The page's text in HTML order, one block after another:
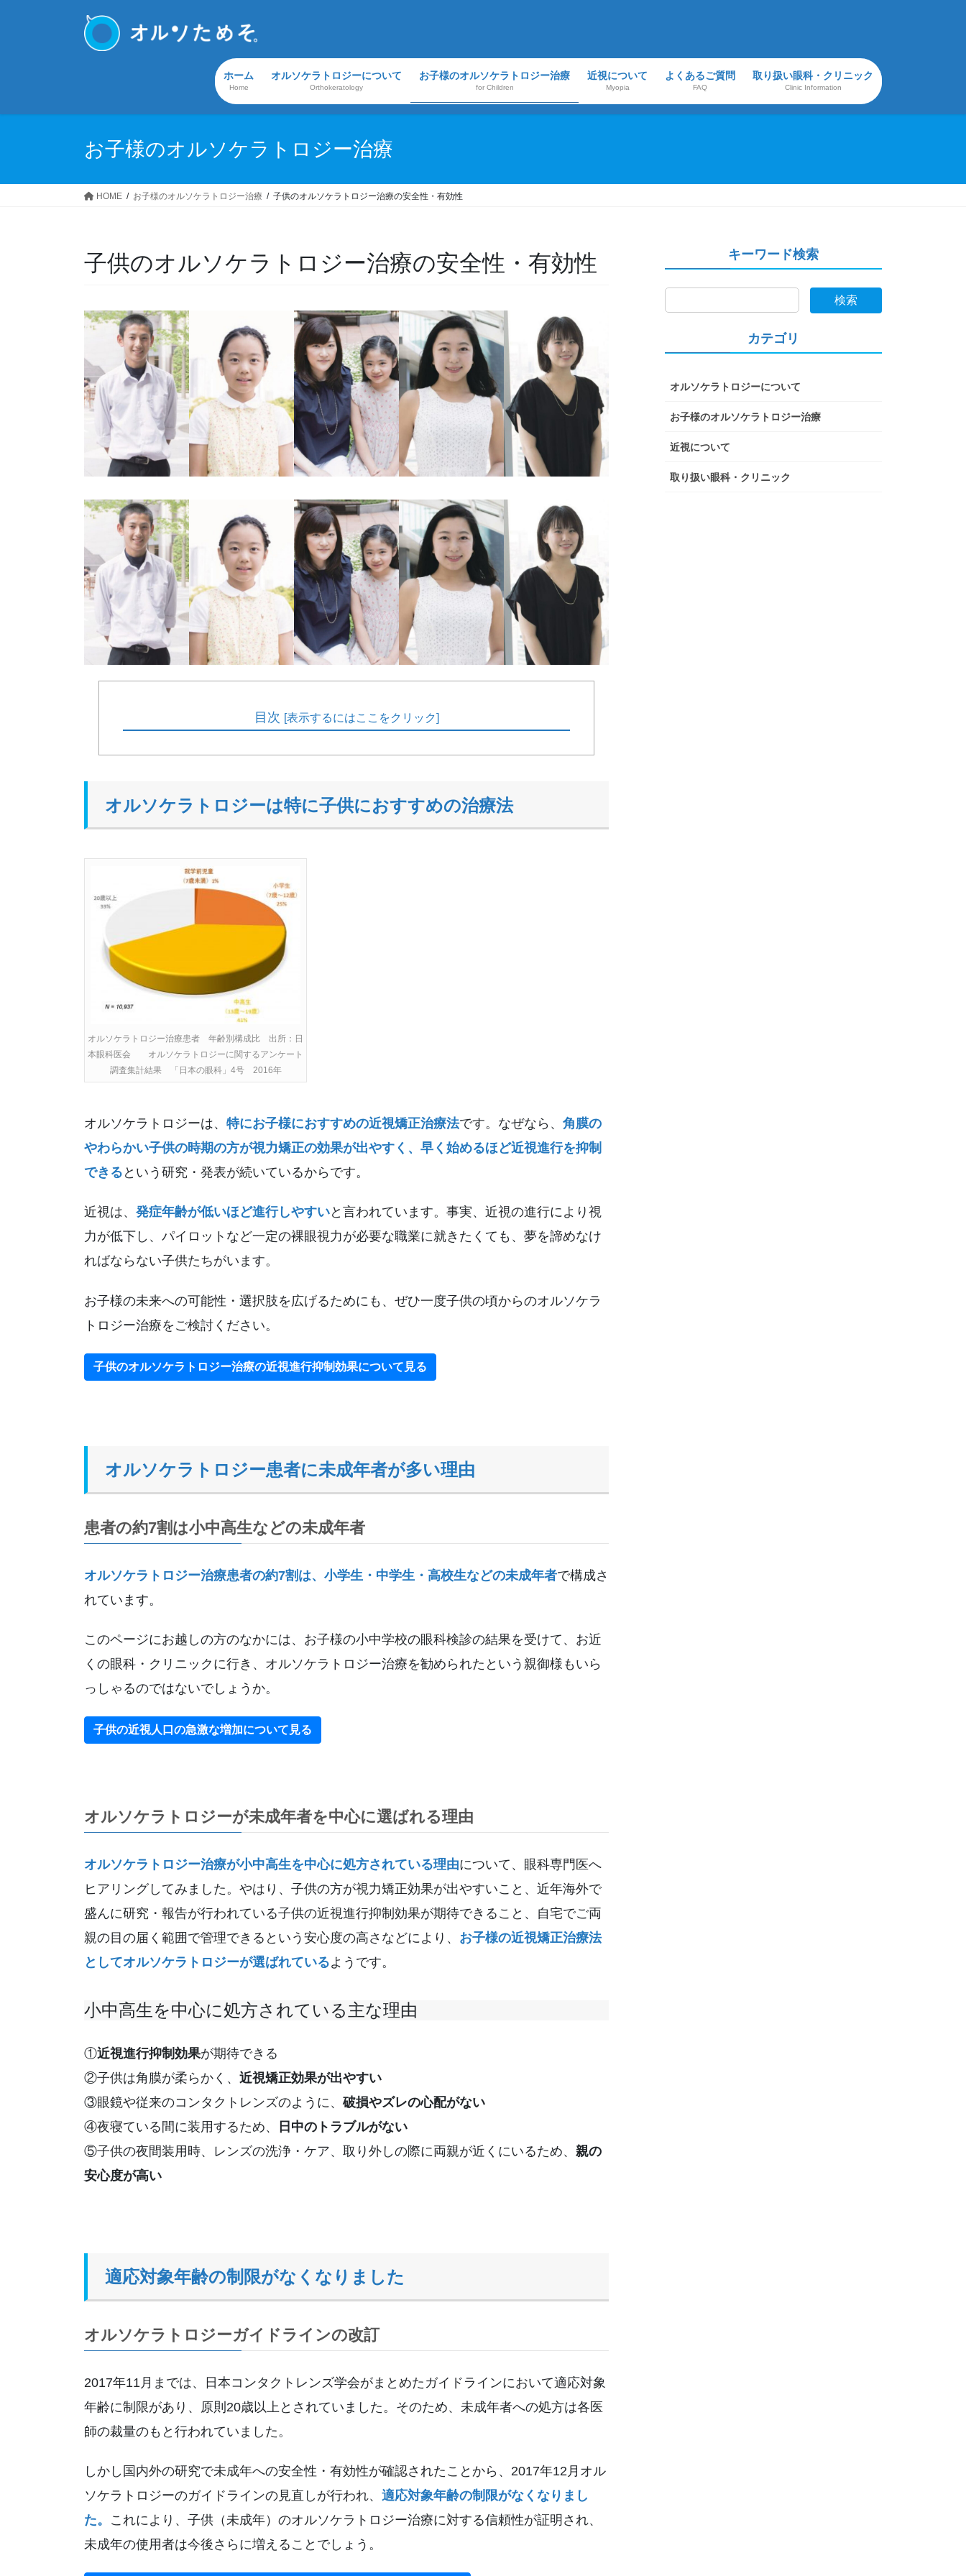
ホーム
Home
オルソケラトロジーについて
Orthokeratology
お子様のオルソケラトロジー治療
for Children
近視について
Myopia
よくあるご質問
FAQ
取り扱い眼科・クリニック
Clinic Information
お子様のオルソケラトロジー治療
HOME お子様のオルソケラトロジー治療 子供のオルソケラトロジー治療の安全性・有効性
子供のオルソケラトロジー治療の安全性・有効性
目次 [表示するにはここをクリック]
オルソケラトロジーは特に子供におすすめの治療法
オルソケラトロジー治療患者 年齢別構成比 出所：日
本眼科医会 オルソケラトロジーに関するアンケート
調査集計結果 「日本の眼科」4号 2016年
オルソケラトロジーは、 特にお子様におすすめの近視矯正治療法です。なぜなら、 角膜の
やわらかい子供の時期の方が視力矯正の効果が出やすく、早く始めるほど近視進行を抑制
できる という研究・発表が続いているからです。
近視は、 発症年齢が低いほど進行しやすいと言われています。事実、近視の進行により視
力が低下し、パイロットなど一定の裸眼視力が必要な職業に就きたくても、夢を諦めなけ
ればならない子供たちがいます。
お子様の未来への可能性・選択肢を広げるためにも、ぜひ一度子供の頃からのオルソケラ
トロジー治療をご検討ください。
子供のオルソケラトロジー治療の近視進行抑制効果について見る
オルソケラトロジー患者に未成年者が多い理由
患者の約7割は小中高生などの未成年者
オルソケラトロジー治療患者の約7割は、小学生・中学生・高校生などの未成年者で構成さ
れています。
このページにお越しの方のなかには、お子様の小中学校の眼科検診の結果を受けて、お近
くの眼科・クリニックに行き、オルソケラトロジー治療を勧められたという親御様もいら
っしゃるのではないでしょうか。
子供の近視人口の急激な増加について見る
オルソケラトロジーが未成年者を中心に選ばれる理由
オルソケラトロジー治療が小中高生を中心に処方されている理由について、眼科専門医へ
ヒアリングしてみました。やはり、子供の方が視力矯正効果が出やすいこと、近年海外で
盛んに研究・報告が行われている子供の近視進行抑制効果が期待できること、自宅でご両
親の目の届く範囲で管理できるという安心度の高さなどにより、 お子様の近視矯正治療法
としてオルソケラトロジーが選ばれているようです。
小中高生を中心に処方されている主な理由
①近視進行抑制効果が期待できる
②子供は角膜が柔らかく、 近視矯正効果が出やすい
③眼鏡や従来のコンタクトレンズのように、破損やズレの心配がない
④夜寝ている間に装用するため、
日中のトラブルがない
⑤子供の夜間装用時、レンズの洗浄・ケア、取り外しの際に両親が近くにいるため、 親の
安心度が高い
適応対象年齢の制限がなくなりました
オルソケラトロジーガイドラインの改訂
2017年11月までは、日本コンタクトレンズ学会がまとめたガイドラインにおいて適応対象
年齢に制限があり、原則20歳以上とされていました。そのため、未成年者への処方は各医
師の裁量のもと行われていました。
しかし国内外の研究で未成年への安全性・有効性が確認されたことから、2017年12月オル
ソケラトロジーのガイドラインの見直しが行われ、 適応対象年齢の制限がなくなりまし
た。 これにより、子供（未成年）のオルソケラトロジー治療に対する信頼性が証明され、
未成年の使用者は今後さらに増えることでしょう。
キーワード検索
検索
カテゴリ
オルソケラトロジーについて
お子様のオルソケラトロジー治療
近視について
取り扱い眼科・クリニック